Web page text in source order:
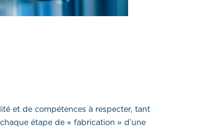
et de compétences à respecter, tant
étape de « fabrication » d’une